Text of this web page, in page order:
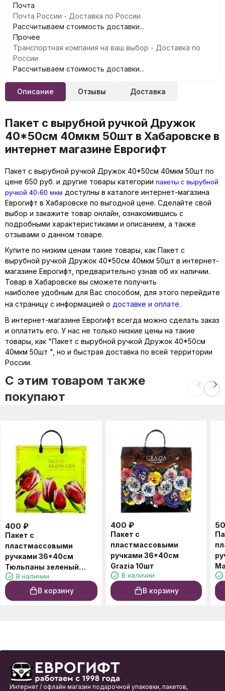
Почта
Почта России - Доставка по России
Рассчитываем стоимость доставки...
Прочее
Транспортная компания на ваш выбор - Доставка по
России
Рассчитываем стоимость доставки...
Описание Отзывы Доставка
Пакет с вырубной ручкой Дружок
40*50см 40мкм 50шт в Хабаровске в
интернет магазине Еврогифт
Пакет с вырубной ручкой Дружок 40*50см 40мкм 50шт по
цене 650 руб. и другие товары категории пакеты с вырубной
ручкой 40-60 мкм доступны в каталоге интернет-магазина
Еврогифт в Хабаровске по выгодной цене. Сделайте свой
выбор и закажите товар онлайн, ознакомившись с
подробными характеристиками и описанием, а также
отзывами о данном товаре.
Купите по низким ценам такие товары, как Пакет с
вырубной ручкой Дружок 40*50см 40мкм 50шт в интернет-
магазине Еврогифт, предварительно узнав об их наличии.
Товар в Хабаровске вы сможете получить
наиболее удобным для Вас способом, для этого перейдите
на страницу с информацией о доставке и оплате.
В интернет-магазине Еврогифт всегда можно сделать заказ
и оплатить его. У нас не только низкие цены на такие
товары, как "Пакет с вырубной ручкой Дружок 40*50см
40мкм 50шт ", но и быстрая доставка по всей территории
России.
C этим товаром также
покупают
400 ₽
Пакет с
пластмассовыми
ручками 36*40см
Тюльпаны зеленый
10штВ наличии
В корзину
400 ₽
Пакет с
пластмассовыми
ручками 36*40см
Grazia 10шт
В наличии
В корзину
Интернет / офлайн магазин подарочной упаковки, пакетов,